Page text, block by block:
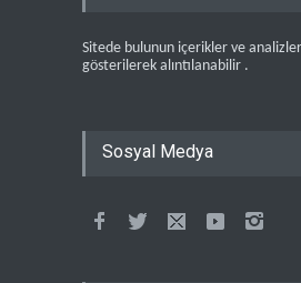
Sitede bulunun içerikler ve
gösterilerek alıntılanabilir .
Sosyal Medya